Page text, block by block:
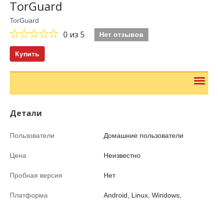
TorGuard
TorGuard
0 из 5 Нет отзывов
Купить
Детали
Пользователи Домашние пользователи
Цена Неизвестно
Пробная версия Нет
Платформа
Android, Linux, Windows,